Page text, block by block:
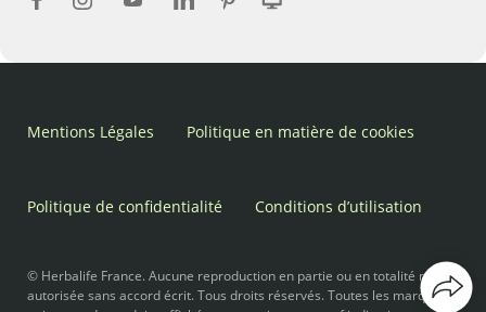
Mentions Légales Politique en matière de cookies
Politique de confidentialité Conditions d’utilisation
© Herbalife France. Aucune reproduction en partie ou en totalité n’est
autorisée sans accord écrit. Tous droits réservés. Toutes les marques